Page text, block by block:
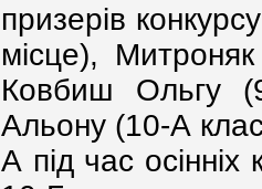
призерів
місце),
Ковбиш Ольгу
Альону (10-А
А під час